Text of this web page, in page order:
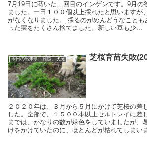
7月19日に蒔いた二回目のインゲンです。9月の
ました。一日１００個以上採れたと思いますが
がなくなりました。 採るのがめんどうなことも
った実をたくさん捨てました。新しい豆も少...
今日の出来事、雑感、状況 芝桜育苗失敗
２０２０年は、３月から５月にかけて芝桜の差
した。全部で、１５００本以上セルトレイに差
までは、かなりの数が緑色をしていましたが、
けをかけていたのに、ほとんどが枯れてしまい